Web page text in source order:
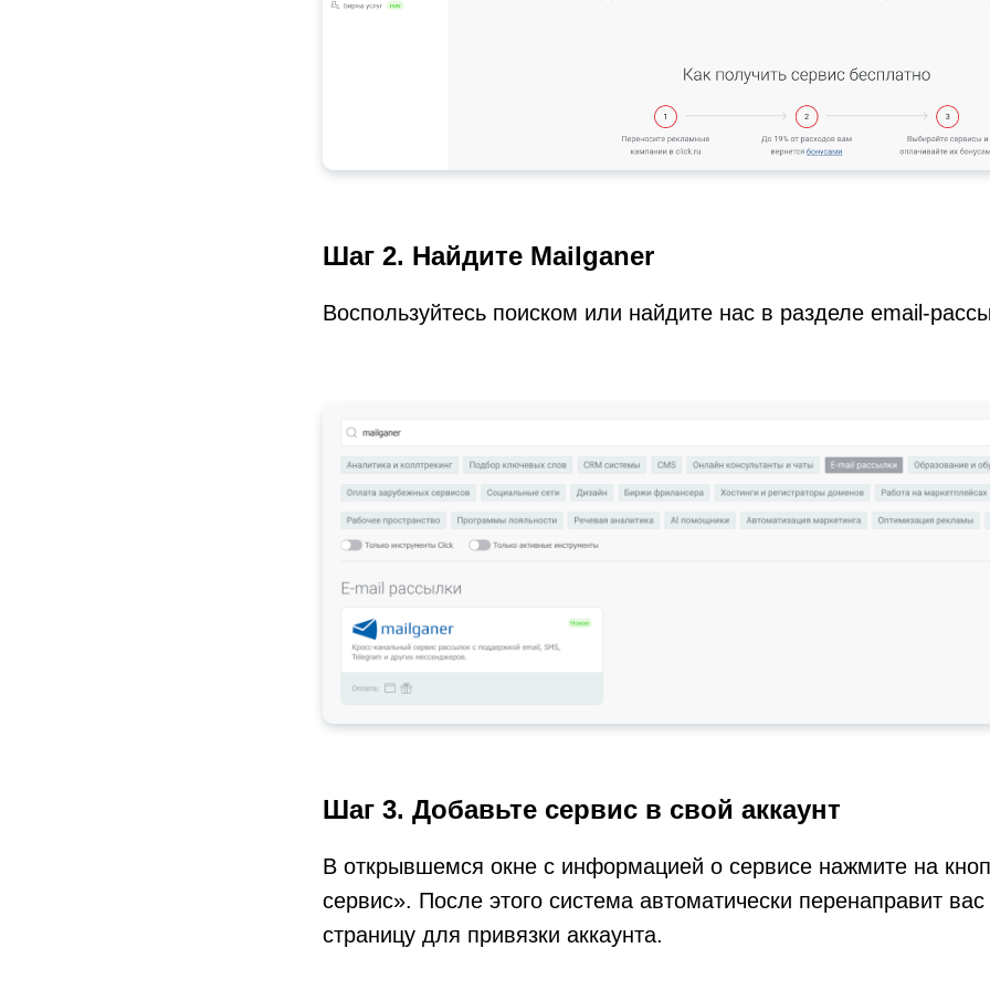
Шаг 2. Найдите Mailganer
Воспользуйтесь поиском или найдите нас в разделе email-
Шаг 3. Добавьте сервис в свой аккаунт
В открывшемся окне с информацией о сервисе нажмите на
сервис». После этого система автоматически перенаправит
страницу для привязки аккаунта.